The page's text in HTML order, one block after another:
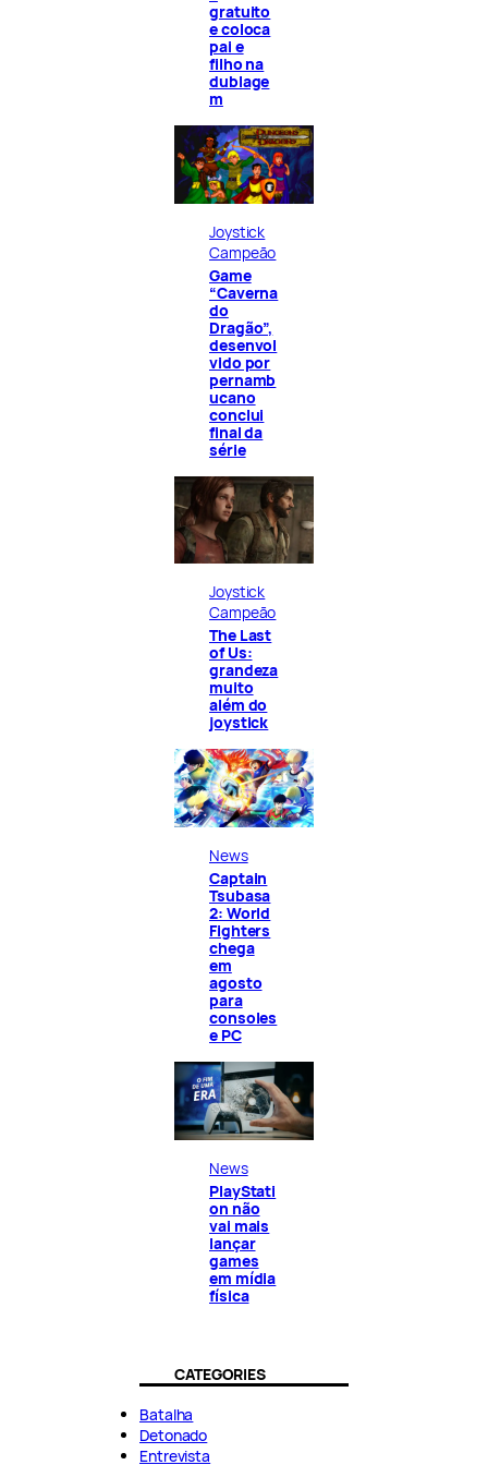
gratuito
e coloca
pai e
filho na
dublage
m
Joystick
Campeão
Game
“Caverna
do
Dragão”,
desenvol
vido por
pernamb
ucano
conclui
final da
série
Joystick
Campeão
The Last
of Us:
grandeza
muito
além do
joystick
News
Captain
Tsubasa
2: World
Fighters
chega
em
agosto
para
consoles
e PC
News
PlayStati
on não
vai mais
lançar
games
em mídia
física
CATEGORIES
Batalha
Detonado
Entrevista